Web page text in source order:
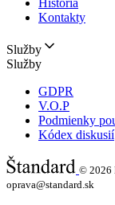
Kontakty
Služby
Služby
GDPR
V.O.P
Podmienky
Kódex diskusií
© 2026
oprava@standard.sk